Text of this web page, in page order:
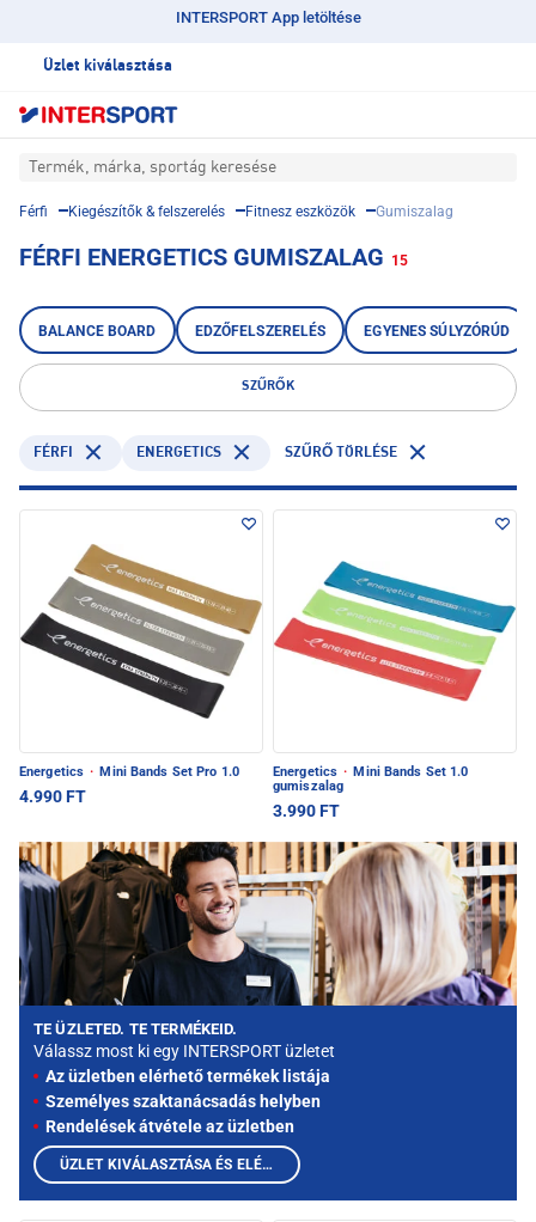
INTERSPORT App letöltése
Üzlet kiválasztása
Termék, márka, sportág keresése
Férfi Kiegészítők & felszerelés Fitnesz eszközök Gumiszalag
FÉRFI ENERGETICS GUMISZALAG 15
BALANCE BOARD EDZŐFELSZERELÉS EGYENES SÚLYZÓRÚD
SZŰRŐK
FÉRFI ENERGETICS SZŰRŐ TÖRLÉSE
Energetics · Mini Bands Set Pro 1.0
4.990 FT
Energetics · Mini Bands Set 1.0
gumiszalag
3.990 FT
TE ÜZLETED. TE TERMÉKEID.
Válassz most ki egy INTERSPORT üzletet
Az üzletben elérhető termékek listája
Személyes szaktanácsadás helyben
Rendelések átvétele az üzletben
ÜZLET KIVÁLASZTÁSA ÉS ELÉRHETŐ TERMÉKEK MEGTEKINTÉSE